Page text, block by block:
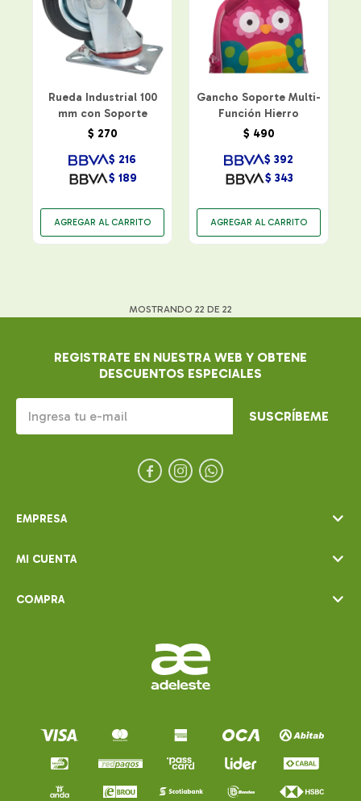
Rueda Industrial 100
mm con Soporte
$ 270
$ 189
$ 216
Gancho Soporte Multi-
Función Hierro
$ 490
$ 343
$ 392
MOSTRANDO 22 DE 22
EMPRESA
MI CUENTA
COMPRA
REGISTRATE EN NUESTRA WEB Y OBTENE
DESCUENTOS ESPECIALES
SUSCRÍBEME
  